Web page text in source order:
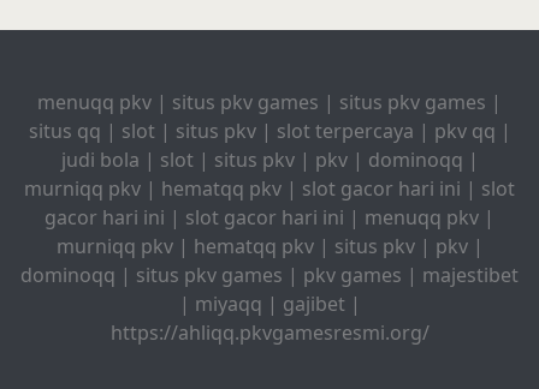
menuqq pkv | situs pkv games | situs pkv games |
situs qq | slot| situs pkv| slot terpercaya | pkv qq |
judi bola | slot| situs pkv| pkv| dominoqq |
murniqq pkv | hematqq pkv | slot gacor hari ini | slot
gacor hari ini | slot gacor hari ini | menuqq pkv |
murniqq pkv| hematqq pkv| situs pkv| pkv|
dominoqq | situs pkv games | pkv games | majestibet
| miyaqq | gajibet|
https://ahliqq.pkvgamesresmi.org/